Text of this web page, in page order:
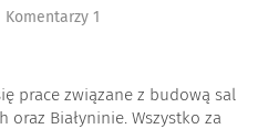
Komentarzy 1
prace związane z budową sal
oraz Białyninie. Wszystko za